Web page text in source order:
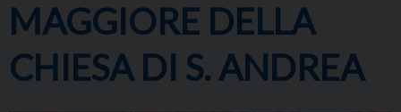
MAGGIORE DELLA
CHIESA DI S. ANDREA